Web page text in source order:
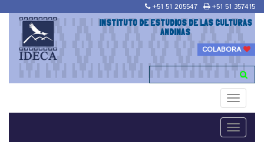
+51 51 205547 +51 51 357415
INSTITUTO DE ESTUDIOS DE LAS CULTURAS
ANDINAS
COLABORA
Toggle
Toggle